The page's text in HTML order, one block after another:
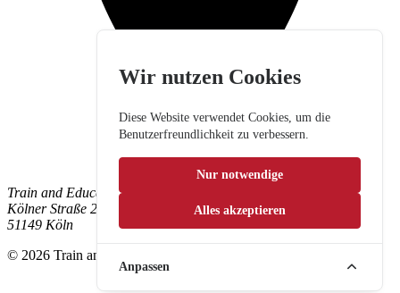
Train and Education GmbH
Kölner Straße 265
51149 Köln
© 2026 Train and Education GmbH. Alle Rechte vorbehalten.
Wir nutzen Cookies
Diese Website verwendet Cookies, um die
Benutzerfreundlichkeit zu verbessern.
Nur notwendige
Alles akzeptieren
Anpassen